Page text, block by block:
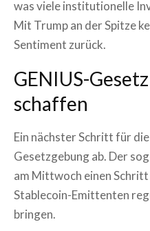
was viele institutionelle
Mit Trump an der Spitze
Sentiment zurück.
GENIUS-
schaffen
Ein nächster Schritt für
Gesetzgebung ab. Der
am Mittwoch einen
Stablecoin-Emittenten
bringen.